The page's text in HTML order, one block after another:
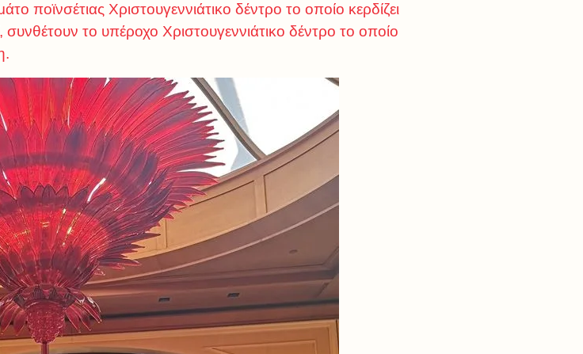
ποϊνσέτιας Χριστουγεννιάτικο δέντρο το οποίο κερδίζει
το υπέροχο Χριστουγεννιάτικο δέντρο το οποίο